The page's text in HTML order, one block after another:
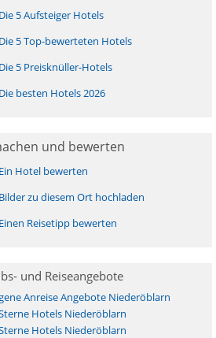
Die 5 Aufsteiger Hotels
Die 5 Top-bewerteten Hotels
Die 5 Preisknüller-Hotels
Die besten Hotels 2026
und bewerten
Ein Hotel bewerten
Bilder zu diesem Ort hochladen
Einen Reisetipp bewerten
und Reiseangebote
Anreise Angebote Niederöblarn
Hotels Niederöblarn
Hotels Niederöblarn